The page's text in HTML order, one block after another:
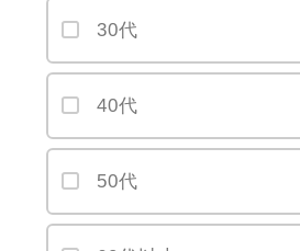
30代
40代
50代